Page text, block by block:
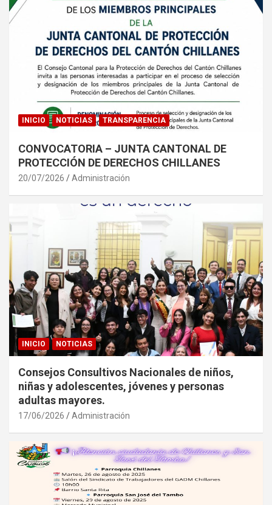
INICIO NOTICIAS TRANSPARENCIA
CONVOCATORIA – JUNTA CANTONAL DE
PROTECCIÓN DE DERECHOS CHILLANES
20/07/2026 Administración
INICIO NOTICIAS
Consejos Consultivos Nacionales de niños,
niñas y adolescentes, jóvenes y personas
adultas mayores.
17/06/2026 Administración